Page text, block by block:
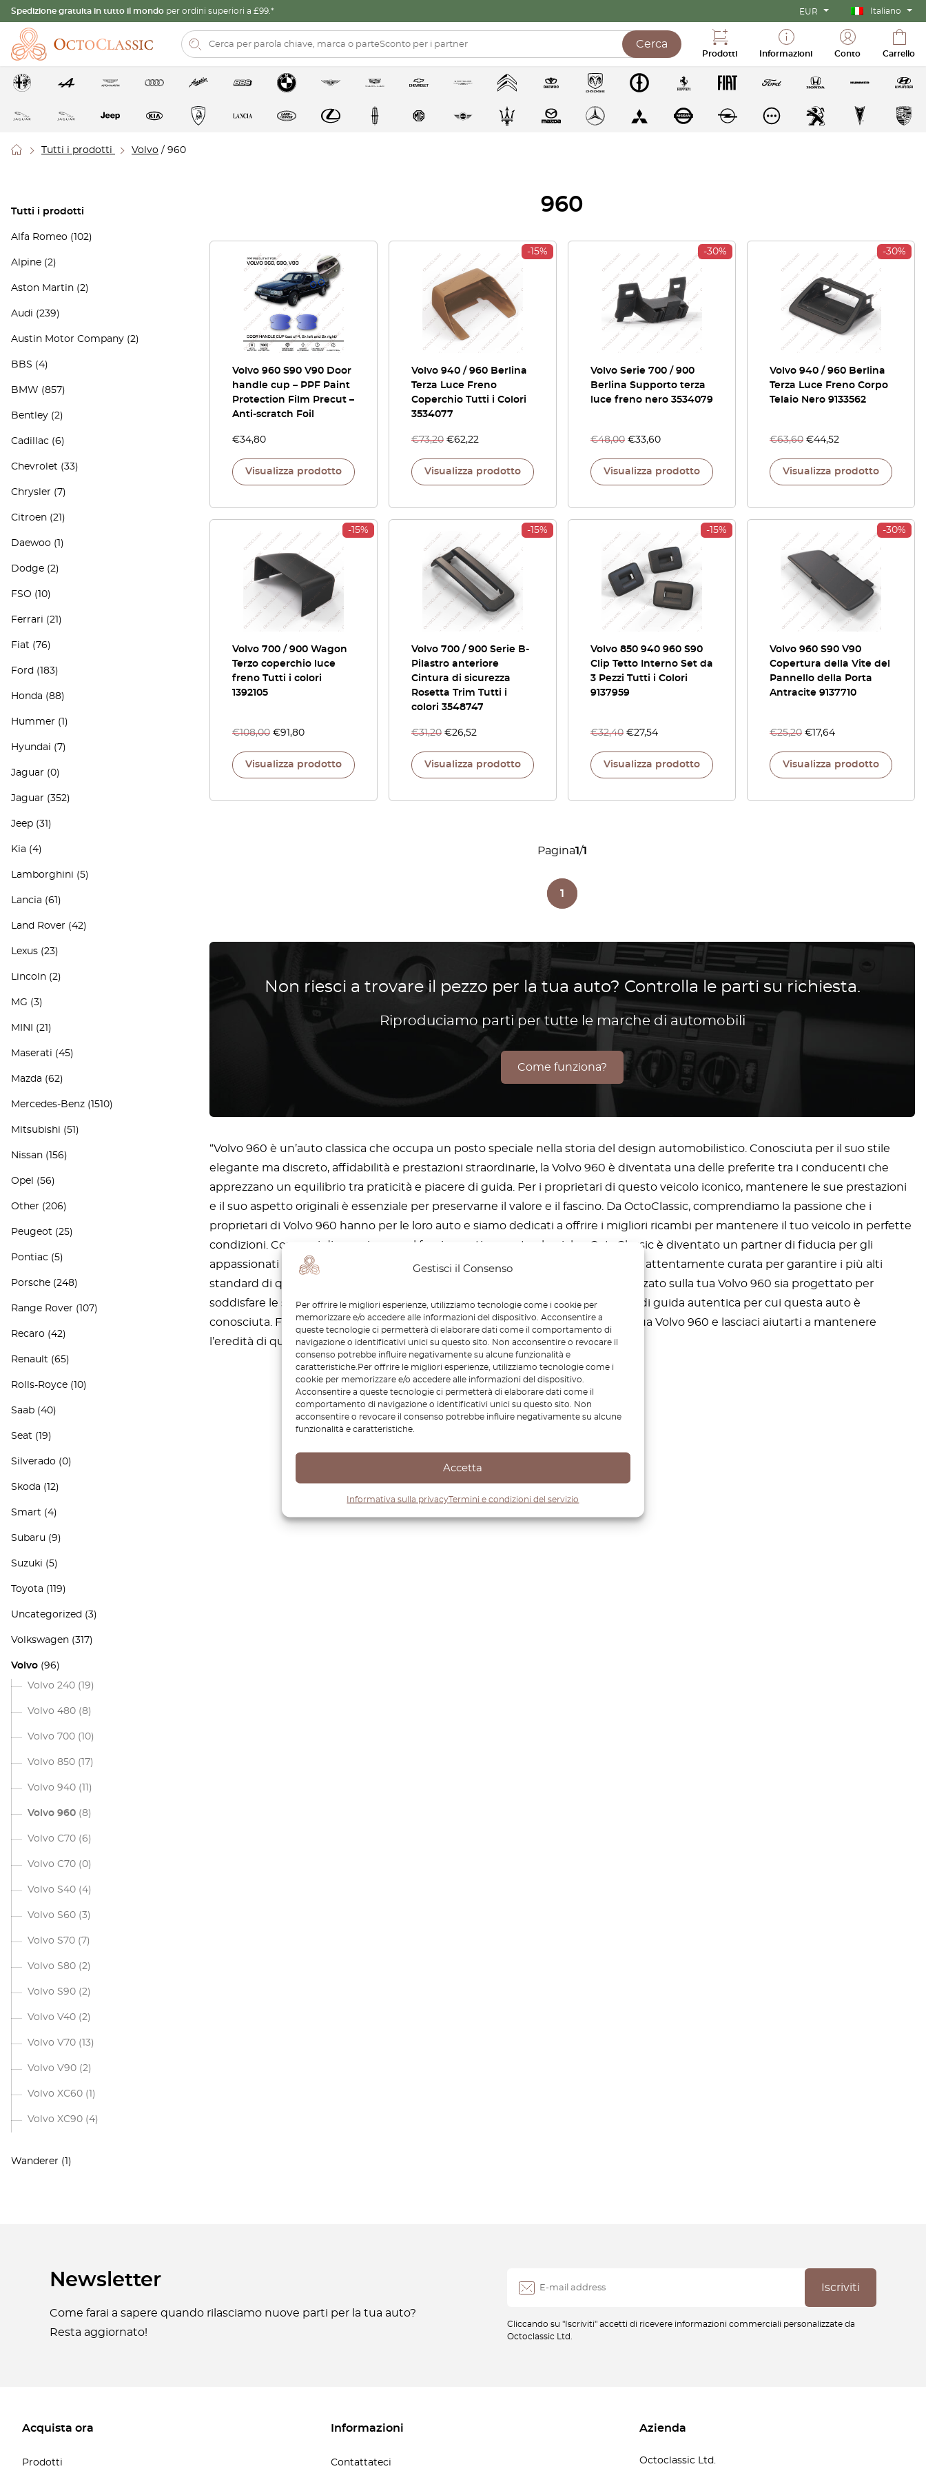
Gestisci il Consenso
Per offrire le migliori esperienze, utilizziamo tecnologie come i cookie per
memorizzare e/o accedere alle informazioni del dispositivo. Acconsentire a
queste tecnologie ci permetterà di elaborare dati come il comportamento di
navigazione o identificativi unici su questo sito. Non acconsentire o revocare il
consenso potrebbe influire negativamente su alcune funzionalità e
caratteristiche.Per offrire le migliori esperienze, utilizziamo tecnologie come i
cookie per memorizzare e/o accedere alle informazioni del dispositivo.
Acconsentire a queste tecnologie ci permetterà di elaborare dati come il
comportamento di navigazione o identificativi unici su questo sito. Non
acconsentire o revocare il consenso potrebbe influire negativamente su alcune
funzionalità e caratteristiche.
Accetta
Informativa sulla privacyTermini e condizioni del servizio
Spedizione gratuita in tutto il mondo per ordini superiori a £99.* EUR Italiano
Cerca
Prodotti Informazioni Conto Carrello
Tutti i prodotti Volvo / 960
Tutti i prodotti
Alfa Romeo (102)
Alpine (2)
Aston Martin (2)
Audi (239)
Austin Motor Company (2)
BBS (4)
BMW (857)
Bentley (2)
Cadillac (6)
Chevrolet (33)
Chrysler (7)
Citroen (21)
Daewoo (1)
Dodge (2)
FSO (10)
Ferrari (21)
Fiat (76)
Ford (183)
Honda (88)
Hummer (1)
Hyundai (7)
Jaguar (0)
Jaguar (352)
Jeep (31)
Kia (4)
Lamborghini (5)
Lancia (61)
Land Rover (42)
Lexus (23)
Lincoln (2)
MG (3)
MINI (21)
Maserati (45)
Mazda (62)
Mercedes-Benz (1510)
Mitsubishi (51)
Nissan (156)
Opel (56)
Other (206)
Peugeot (25)
Pontiac (5)
Porsche (248)
Range Rover (107)
Recaro (42)
Renault (65)
Rolls-Royce (10)
Saab (40)
Seat (19)
Silverado (0)
Skoda (12)
Smart (4)
Subaru (9)
Suzuki (5)
Toyota (119)
Uncategorized (3)
Volkswagen (317)
Volvo (96)
Volvo 240 (19)
Volvo 480 (8)
Volvo 700 (10)
Volvo 850 (17)
Volvo 940 (11)
Volvo 960 (8)
Volvo C70 (6)
Volvo C70 (0)
Volvo S40 (4)
Volvo S60 (3)
Volvo S70 (7)
Volvo S80 (2)
Volvo S90 (2)
Volvo V40 (2)
Volvo V70 (13)
Volvo V90 (2)
Volvo XC60 (1)
Volvo XC90 (4)
Wanderer (1)
960
Volvo 960 S90 V90 Door
handle cup – PPF Paint
Protection Film Precut –
Anti-scratch Foil
€34,80
Visualizza prodotto
-15%
Volvo 940 / 960 Berlina
Terza Luce Freno
Coperchio Tutti i Colori
3534077
€73,20 €62,22
Visualizza prodotto
-30%
Volvo Serie 700 / 900
Berlina Supporto terza
luce freno nero 3534079
€48,00 €33,60
Visualizza prodotto
-30%
Volvo 940 / 960 Berlina
Terza Luce Freno Corpo
Telaio Nero 9133562
€63,60 €44,52
Visualizza prodotto
-15%
Volvo 700 / 900 Wagon
Terzo coperchio luce
freno Tutti i colori
1392105
€108,00 €91,80
Visualizza prodotto
-15%
Volvo 700 / 900 Serie B-
Pilastro anteriore
Cintura di sicurezza
Rosetta Trim Tutti i
colori 3548747
€31,20 €26,52
Visualizza prodotto
-15%
Volvo 850 940 960 S90
Clip Tetto Interno Set da
3 Pezzi Tutti i Colori
9137959
€32,40 €27,54
Visualizza prodotto
-30%
Volvo 960 S90 V90
Copertura della Vite del
Pannello della Porta
Antracite 9137710
€25,20 € 17,64
Visualizza prodotto
Pagina1/1
1
Non riesci a trovare il pezzo per la tua auto? Controlla le parti su richiesta.
Riproduciamo parti per tutte le marche di automobili
Come funziona?
“Volvo 960 è un’auto classica che occupa un posto speciale nella storia del design automobilistico. Conosciuta per il suo stile
elegante ma discreto, affidabilità e prestazioni straordinarie, la Volvo 960 è diventata una delle preferite tra i conducenti che
apprezzano un equilibrio tra praticità e piacere di guida. Per i proprietari di questo veicolo iconico, mantenere le sue prestazioni
e il suo aspetto originali è essenziale per preservarne il valore e il fascino. Da OctoClassic, comprendiamo la passione che i
proprietari di Volvo 960 hanno per le loro auto e siamo dedicati a offrire i migliori ricambi per mantenere il tuo veicolo in perfette
condizioni. Con anni di esperienza nel fornire parti per auto classiche, OctoClassic è diventato un partner di fiducia per gli
appassionati e i collezionisti. La nostra selezione di componenti per Volvo 960 è attentamente curata per garantire i più alti
standard di qualità e compatibilità. OctoClassic garantisce che ogni pezzo utilizzato sulla tua Volvo 960 sia progettato per
soddisfare le sue specifiche originali, permettendoti di preservare l’esperienza di guida autentica per cui questa auto è
conosciuta. Fidati di noi come tua fonte principale per tutte le esigenze della tua Volvo 960 e lasciaci aiutarti a mantenere
l’eredità di questo veicolo straordinario per gli anni a venire.
Newsletter
Come farai a sapere quando rilasciamo nuove parti per la tua auto?
Resta aggiornato!
Cliccando su "Iscriviti" accetti di ricevere informazioni commerciali personalizzate da
Octoclassic Ltd.
Acquista ora
Prodotti
Informazioni
Contattateci
Azienda
Octoclassic Ltd.